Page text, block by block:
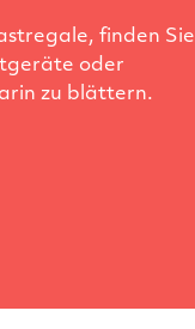
finden Sie
oder
zu blättern.